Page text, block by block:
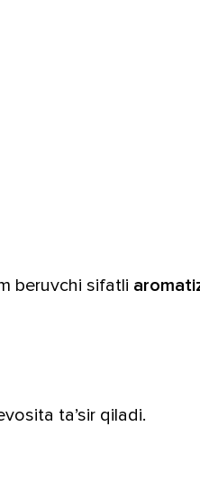
beruvchi sifatli
ta’sir qiladi.